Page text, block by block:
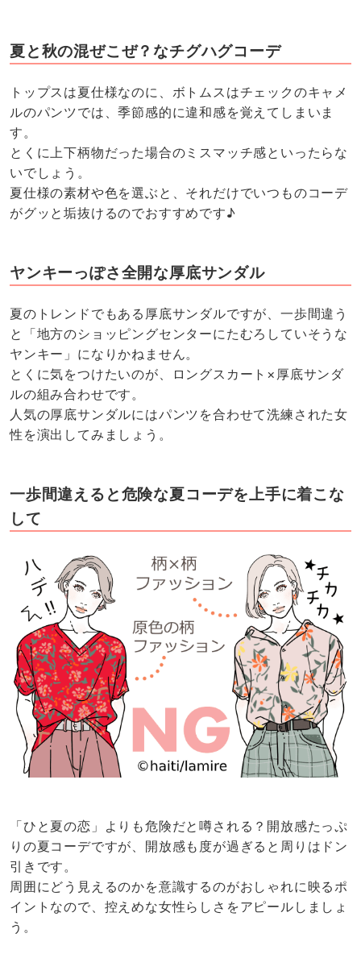
夏と秋の混ぜこぜ？なチグハグコーデ
トップスは夏仕様なのに、ボトムスはチェックのキャメ
ルのパンツでは、季節感的に違和感を覚えてしまいま
す。
とくに上下柄物だった場合のミスマッチ感といったらな
いでしょう。
夏仕様の素材や色を選ぶと、それだけでいつものコーデ
がグッと垢抜けるのでおすすめです♪
ヤンキーっぽさ全開な厚底サンダル
夏のトレンドでもある厚底サンダルですが、一歩間違う
と「地方のショッピングセンターにたむろしていそうな
ヤンキー」になりかねません。
とくに気をつけたいのが、ロングスカート×厚底サンダ
ルの組み合わせです。
人気の厚底サンダルにはパンツを合わせて洗練された女
性を演出してみましょう。
一歩間違えると危険な夏コーデを上手に着こな
して
「ひと夏の恋」よりも危険だと噂される？開放感たっぷ
りの夏コーデですが、開放感も度が過ぎると周りはドン
引きです。
周囲にどう見えるのかを意識するのがおしゃれに映るポ
イントなので、控えめな女性らしさをアピールしましょ
う。